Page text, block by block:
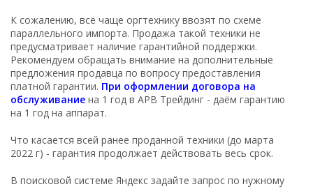
К сожалению, всё чаще оргтехнику ввозят по схеме
параллельного импорта. Продажа такой техники не
предусматривает наличие гарантийной поддержки.
Рекомендуем обращать внимание на дополнительные
предложения продавца по вопросу предоставления
платной гарантии. При оформлении договора на
обслуживание на 1 год в АРВ Трейдинг - даём гарантию
на 1 год на аппарат.
Что касается всей ранее проданной техники (до марта
2022 г) - гарантия продолжает действовать весь срок.
В поисковой системе Яндекс задайте запрос по нужному